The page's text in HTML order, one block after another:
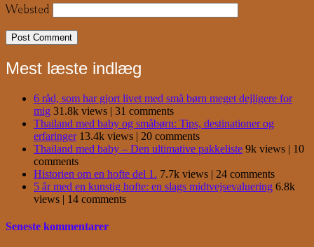
Websted
Mest læste indlæg
6 råd, som har gjort livet med små børn meget dejligere for
mig 31.8k views | 31 comments
Thailand med baby og småbørn: Tips, destinationer og
erfaringer 13.4k views | 20 comments
Thailand med baby – Den ultimative pakkeliste 9k views | 10
comments
Historien om en hofte del 1. 7.7k views | 24 comments
5 år med en kunstig hofte: en slags midtvejsevaluering 6.8k
views | 14 comments
Seneste kommentarer